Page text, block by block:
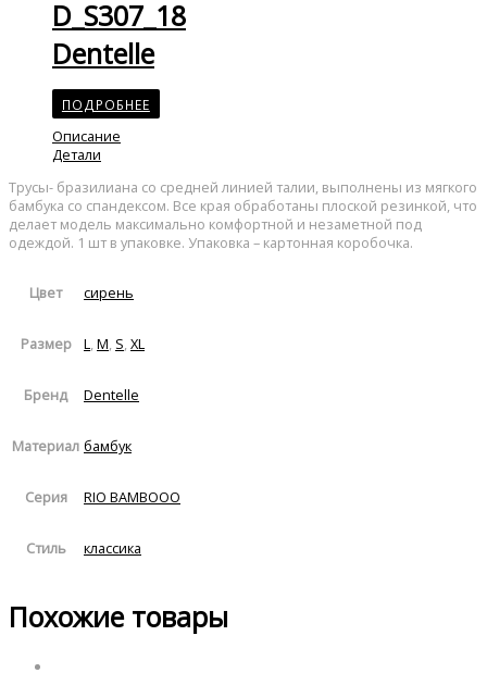
D_S307_18
Dentelle
ПОДРОБНЕЕ
Описание
Детали
Трусы- бразилиана со средней линией талии, выполнены из мягкого
бамбука со спандексом. Все края обработаны плоской резинкой, что
делает модель максимально комфортной и незаметной под
одеждой. 1 шт в упаковке. Упаковка – картонная коробочка.
Цвет сирень
Размер L M S XL
Бренд Dentelle
Материал бамбук
Серия RIO BAMBOOO
Стиль классика
Похожие товары